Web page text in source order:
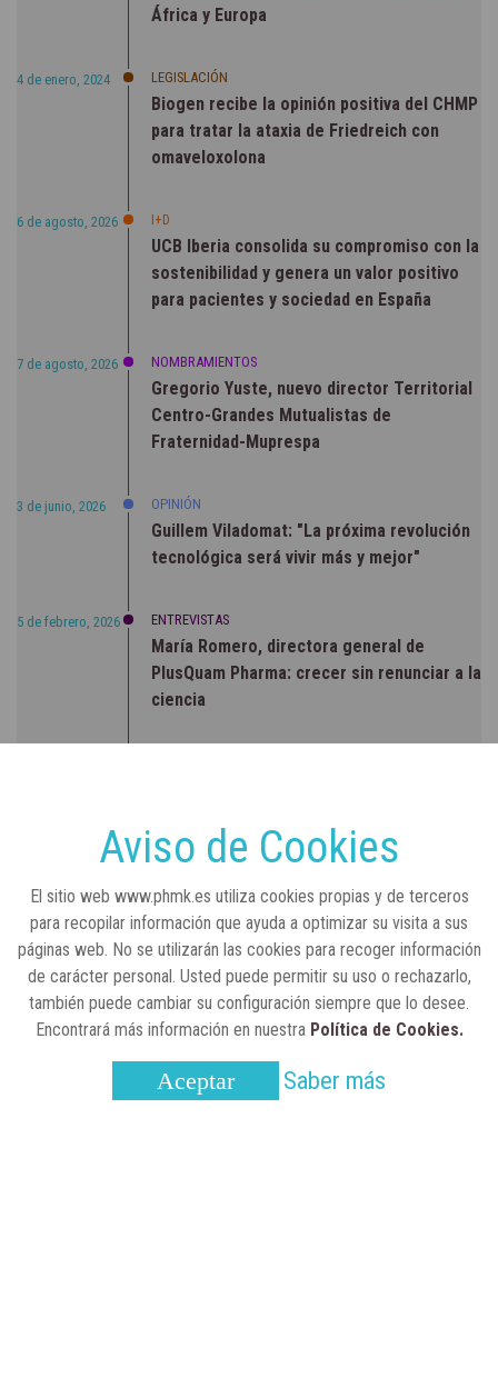
África y Europa
4 de enero, 2024 LEGISLACIÓN
Biogen recibe la opinión positiva del CHMP
para tratar la ataxia de Friedreich con
omaveloxolona
6 de agosto, 2026 I+D
UCB Iberia consolida su compromiso con la
sostenibilidad y genera un valor positivo
para pacientes y sociedad en España
7 de agosto, 2026 NOMBRAMIENTOS
Gregorio Yuste, nuevo director Territorial
Centro-Grandes Mutualistas de
Fraternidad-Muprespa
3 de junio, 2026 OPINIÓN
Guillem Viladomat: "La próxima revolución
tecnológica será vivir más y mejor"
5 de febrero, 2026 ENTREVISTAS
María Romero, directora general de
PlusQuam Pharma: crecer sin renunciar a la
ciencia
Lilly impulsa "Razones de Peso" para
visibilizar la obesidad
25 de marzo, 2023 ENTRE BASTIDORES
Real Academia Nacional de Farmacia: un
la sociedad actual
Aviso de Cookies
El sitio web www.phmk.es utiliza cookies propias y de terceros
para recopilar información que ayuda a optimizar su visita a sus
páginas web. No se utilizarán las cookies para recoger información
de carácter personal. Usted puede permitir su uso o rechazarlo,
también puede cambiar su configuración siempre que lo desee.
Encontrará más información en nuestra Política de Cookies.
Aceptar Saber más